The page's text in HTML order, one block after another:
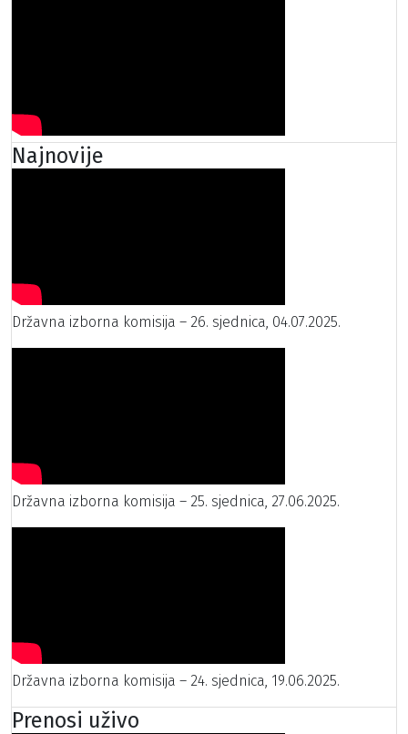
Najnovije
Državna izborna komisija – 26. sjednica, 04.07.2025.
Državna izborna komisija – 25. sjednica, 27.06.2025.
Državna izborna komisija – 24. sjednica, 19.06.2025.
Prenosi uživo